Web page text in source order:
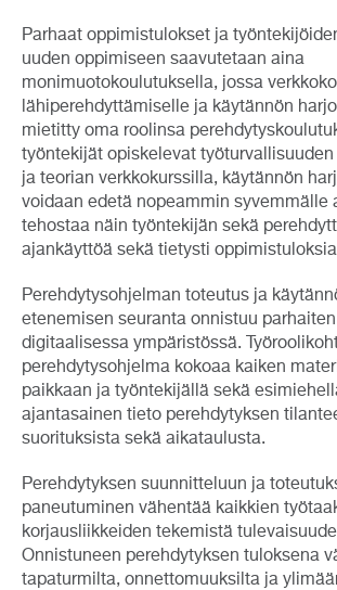
Parhaat oppimistulokset ja
uuden oppimiseen saavutetaan aina
monimuotokoulutuksella, jossa
lähiperehdyttämiselle ja käytännön
mietitty oma roolinsa
työntekijät opiskelevat
ja teorian verkkokurssilla, käytännön
voidaan edetä nopeammin syvemmälle
tehostaa näin työntekijän sekä
ajankäyttöä sekä tietysti
Perehdytysohjelman toteutus ja
etenemisen seuranta onnistuu parhaiten
digitaalisessa ympäristössä.
perehdytysohjelma kokoaa kaiken
paikkaan ja työntekijällä sekä
ajantasainen tieto perehdytyksen
suorituksista sekä aikataulusta.
Perehdytyksen suunnitteluun ja
paneutuminen vähentää kaikkien
korjausliikkeiden tekemistä
Onnistuneen perehdytyksen tuloksena
tapaturmilta, onnettomuuksilta ja